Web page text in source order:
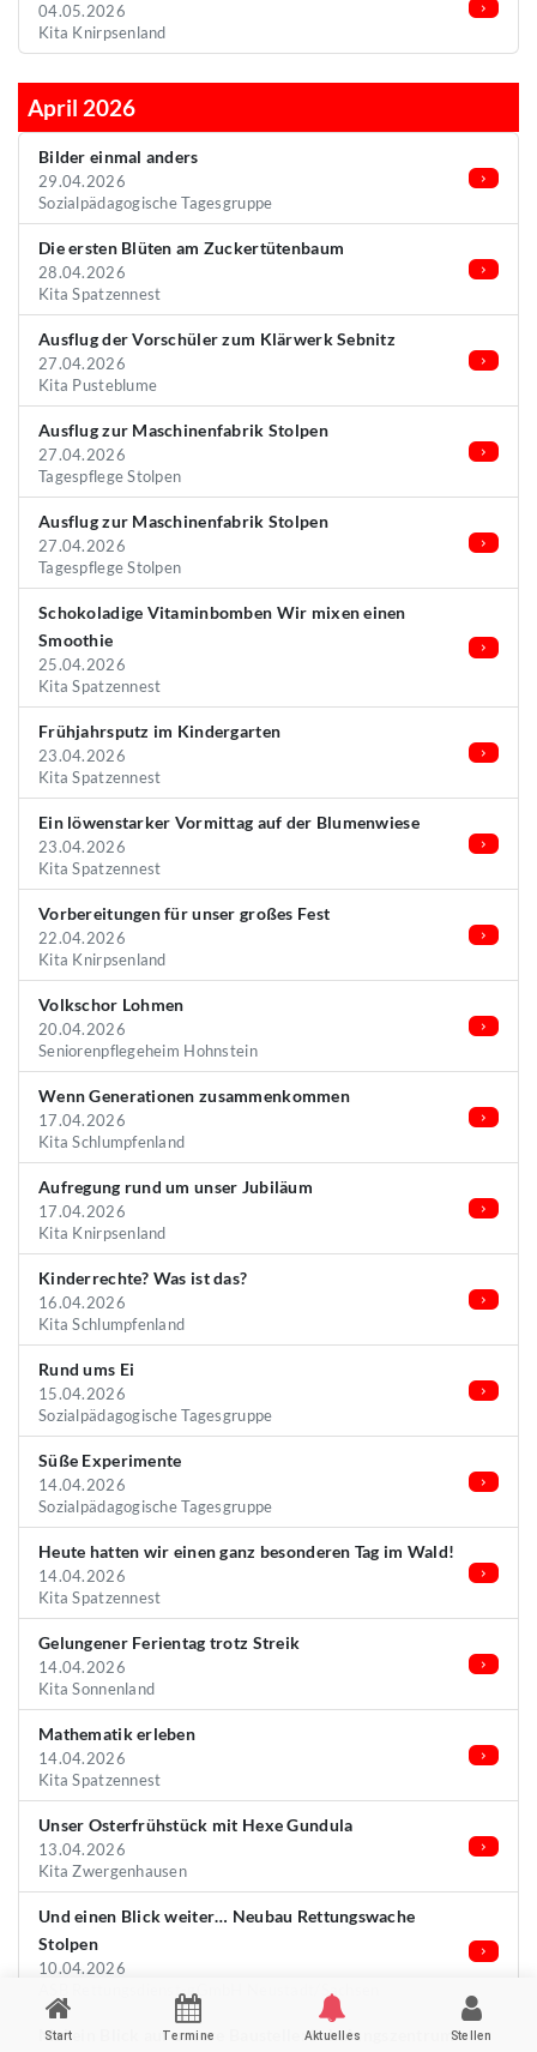
04.05.2026
Kita Knirpsenland
April 2026
Bilder einmal anders
29.04.2026
Sozialpädagogische Tagesgruppe
Die ersten Blüten am Zuckertütenbaum
28.04.2026
Kita Spatzennest
Ausflug der Vorschüler zum Klärwerk Sebnitz
27.04.2026
Kita Pusteblume
Ausflug zur Maschinenfabrik Stolpen
27.04.2026
Tagespflege Stolpen
Ausflug zur Maschinenfabrik Stolpen
27.04.2026
Tagespflege Stolpen
Schokoladige Vitaminbomben Wir mixen einen
Smoothie
25.04.2026
Kita Spatzennest
Frühjahrsputz im Kindergarten
23.04.2026
Kita Spatzennest
Ein löwenstarker Vormittag auf der Blumenwiese
23.04.2026
Kita Spatzennest
Vorbereitungen für unser großes Fest
22.04.2026
Kita Knirpsenland
Volkschor Lohmen
20.04.2026
Seniorenpflegeheim Hohnstein
Wenn Generationen zusammenkommen
17.04.2026
Kita Schlumpfenland
Aufregung rund um unser Jubiläum
17.04.2026
Kita Knirpsenland
Kinderrechte? Was ist das?
16.04.2026
Kita Schlumpfenland
Rund ums Ei
15.04.2026
Sozialpädagogische Tagesgruppe
Süße Experimente
14.04.2026
Sozialpädagogische Tagesgruppe
Heute hatten wir einen ganz besonderen Tag im Wald!
14.04.2026
Kita Spatzennest
Gelungener Ferientag trotz Streik
14.04.2026
Kita Sonnenland
Mathematik erleben
14.04.2026
Kita Spatzennest
Unser Osterfrühstück mit Hexe Gundula
13.04.2026
Kita Zwergenhausen
Und einen Blick weiter… Neubau Rettungswache
Stolpen
10.04.2026
ASB Rettungsdienst-gGmbH Neustadt/Sachsen
Mal ein Blick auf unsere Baustelle: Schulungszentrum
Start Termine Aktuelles Stellen